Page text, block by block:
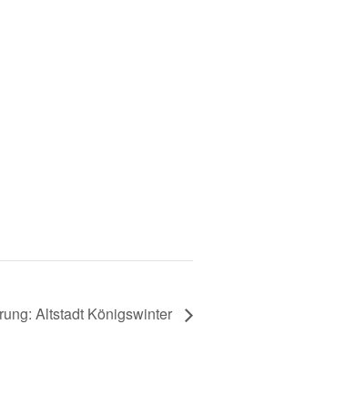
Altstadt Königswinter